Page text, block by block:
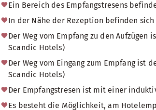
Ein Bereich des Empfangstresens
In der Nähe der Rezeption befinden
Der Weg vom Empfang zu den
Scandic Hotels)
Der Weg vom Eingang zum Empfang
Scandic Hotels)
Der Empfangstresen ist mit einer
Es besteht die Möglichkeit, am